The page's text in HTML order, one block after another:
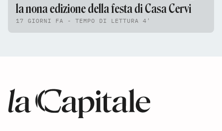
la nona edizione della festa di Casa Cervi
17 GIORNI FA - TEMPO DI LETTURA 4'